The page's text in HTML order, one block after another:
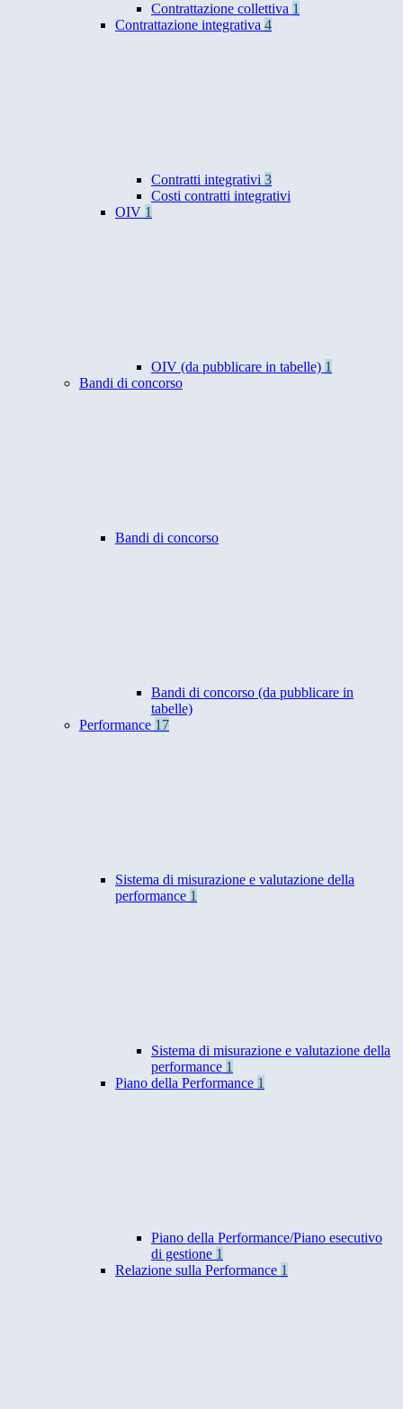
Contrattazione collettiva 1
Contrattazione integrativa 4
Contratti integrativi 3
Costi contratti integrativi
OIV 1
OIV (da pubblicare in tabelle) 1
Bandi di concorso
Bandi di concorso
Bandi di concorso (da pubblicare in
tabelle)
Performance 17
Sistema di misurazione e valutazione della
performance 1
Sistema di misurazione e valutazione della
performance 1
Piano della Performance 1
Piano della Performance/Piano esecutivo
di gestione 1
Relazione sulla Performance 1